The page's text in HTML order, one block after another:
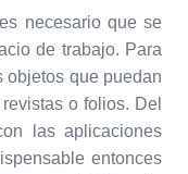
necesario que se
de trabajo. Para
objetos que puedan
o folios. Del
las aplicaciones
entonces